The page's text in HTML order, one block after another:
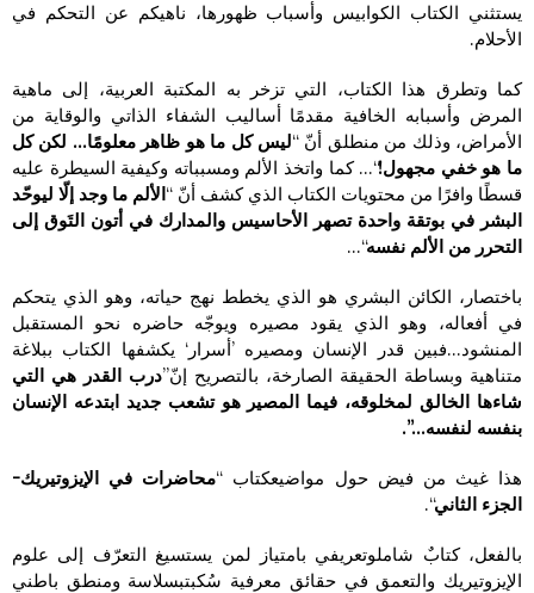
يستثني الكتاب الكوابيس وأسباب ظهورها، ناهيكم عن التحكم في
الأحلام.
كما وتطرق هذا الكتاب، التي تزخر به المكتبة العربية، إلى ماهية
المرض وأسبابه الخافية مقدمًا أساليب الشفاء الذاتي والوقاية من
الأمراض، وذلك من منطلق أنّ “ليس كل ما هو ظاهر معلومًا… لكن كل
ما هو خفي مجهول!“… كما واتخذ الألم ومسبباته وكيفية السيطرة عليه
قسطًا وافرًا من محتويات الكتاب الذي كشف أنّ “الألم ما وجد إلّا ليوحّد
البشر في بوتقة واحدة تصهر الأحاسيس والمدارك في أتون التَوق إلى
التحرر من الألم نفسه“…
باختصار، الكائن البشري هو الذي يخطط نهج حياته، وهو الذي يتحكم
في أفعاله، وهو الذي يقود مصيره ويوجّه حاضره نحو المستقبل
المنشود…فبين قدر الإنسان ومصيره ’أسرار‘ يكشفها الكتاب ببلاغة
متناهية وبساطة الحقيقة الصارخة، بالتصريح إنّ”درب القدر هي التي
شاءها الخالق لمخلوقه، فيما المصير هو تشعب جديد ابتدعه الإنسان
بنفسه لنفسه…”.
هذا غيث من فيض حول مواضيعكتاب “محاضرات في الإيزوتيريك-
الجزء الثاني“.
بالفعل، كتابٌ شاملوتعريفي بامتياز لمن يستسيغ التعرّف إلى علوم
الإيزوتيريك والتعمق في حقائق معرفية سُكبتبسلاسة ومنطق باطني